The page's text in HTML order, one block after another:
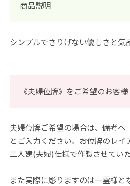
商品説明
シンプルでさりげない優しさと気
《夫婦位牌》をご希望のお客様
夫婦位牌ご希望の場合は、備考へ
とご入力ください。お位牌のレイ
二人建(夫婦)仕様で作製させていた
また実際に彫りますのは一霊様と